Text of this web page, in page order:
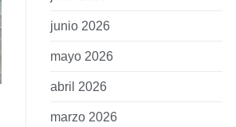
junio 2026
mayo 2026
abril 2026
marzo 2026